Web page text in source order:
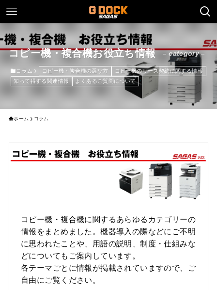
コピー機・複合機お役立ち情報 – category –
コラム コピー機・複合機の選び方
コピー機のリース契約に関する情報
知って得する関連情報
よくあるご質問について
ホーム コラム
コピー機・複合機に関するあらゆるカテゴリーの
情報をまとめました。機器導入の際などにご不明
に思われたことや、用語の説明、制度・仕組みな
どについてもご案内しています。
各テーマごとに情報が掲載されていますので、ご
自由にご覧ください。